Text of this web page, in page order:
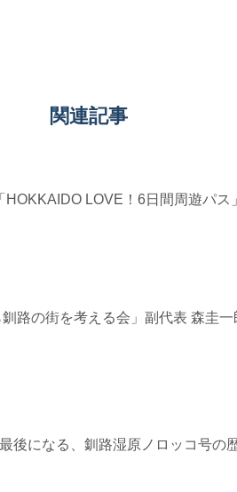
関連記事
LOVE！6日間周遊パ
路の街を考える会」副代表 森圭
になる、釧路湿原ノロッコ号の